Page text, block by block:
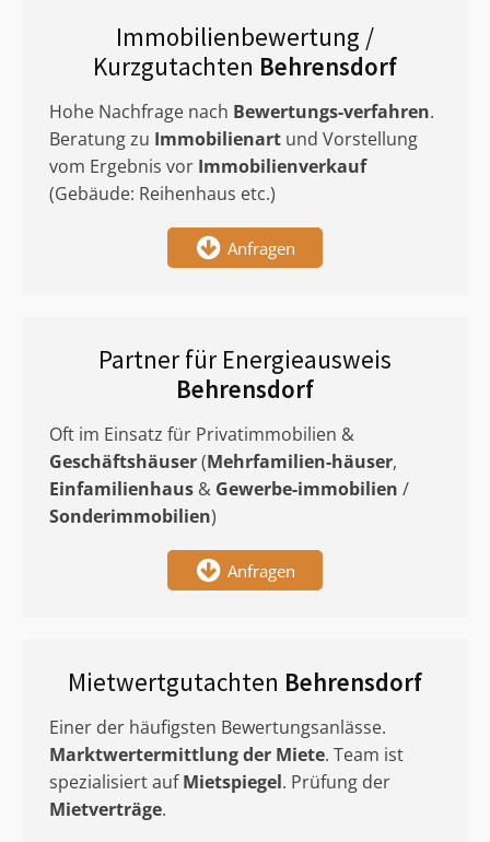
Immobilienbewertung /
Kurzgutachten Behrensdorf
Hohe Nachfrage nach Bewertungs-verfahren.
Beratung zu Immobilienart und Vorstellung
vom Ergebnis vor Immobilienverkauf
(Gebäude: Reihenhaus etc.)
Anfragen
Partner für Energieausweis
Behrensdorf
Oft im Einsatz für Privatimmobilien &
Geschäftshäuser(Mehrfamilien-häuser,
Einfamilienhaus & Gewerbe-immobilien /
Sonderimmobilien)
Anfragen
Mietwertgutachten Behrensdorf
Einer der häufigsten Bewertungsanlässe.
Marktwertermittlungder Miete. Team ist
spezialisiert aufMietspiegel. Prüfung der
Mietverträge.